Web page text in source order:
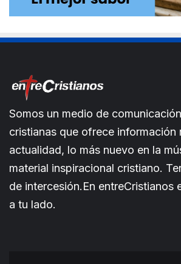
Somos un medio de
cristianas que ofrece información
actualidad, lo más nuevo en la
material inspiracional cristiano.
de intercesión.En entreCristianos
a tu lado.